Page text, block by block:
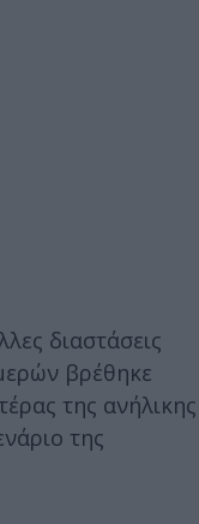
διαστάσεις
βρέθηκε
της ανήλικης
της